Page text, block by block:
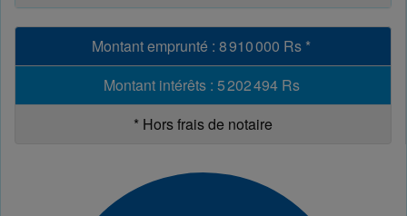
Montant emprunté : 8 910 000 Rs *
Montant intérêts: 5 202 494 Rs
* Hors frais de notaire